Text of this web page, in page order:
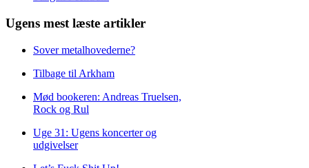
Ugens mest læste artikler
Sover metalhovederne?
Tilbage til Arkham
Mød bookeren: Andreas Truelsen,
Rock og Rul
Uge 31: Ugens koncerter og
udgivelser